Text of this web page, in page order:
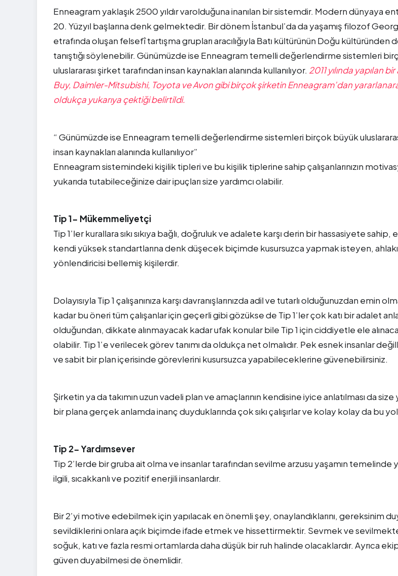
Enneagram yaklaşık 2500 yıldır varolduğuna inanılan bir sistemdir. Modern dünyaya
20. Yüzyıl başlarına denk gelmektedir. Bir dönem İstanbul’da da yaşamış filozof
etrafında oluşan felsefî tartışma grupları aracılığıyla Batı kültürünün Doğu
tanıştığı söylenebilir. Günümüzde ise Enneagram temelli değerlendirme sistemleri
uluslararası şirket tarafından insan kaynakları alanında kullanılıyor. 2011 yılında yapılan
Buy, Daimler-Mitsubishi, Toyota ve Avon gibi birçok şirketin Enneagram’dan
oldukça yukarıya çektiği belirtildi.
“ Günümüzde ise Enneagram temelli değerlendirme sistemleri birçok büyük
insan kaynakları alanında kullanılıyor”
Enneagram sistemindeki kişilik tipleri ve bu kişilik tiplerine sahip çalışanlarınızın
yukarıda tutabileceğinize dair ipuçları size yardımcı olabilir.
Tip 1- Mükemmeliyetçi
Tip 1’ler kurallara sıkı sıkıya bağlı, doğruluk ve adalete karşı derin bir hassasiyete sahip,
kendi yüksek standartlarına denk düşecek biçimde kusursuzca yapmak isteyen, ahlakı
yönlendiricisi bellemiş kişilerdir.
Dolayısıyla Tip 1 çalışanınıza karşı davranışlarınızda adil ve tutarlı olduğunuzdan emin
kadar bu öneri tüm çalışanlar için geçerli gibi gözükse de Tip 1’ler çok katı bir adalet
olduğundan, dikkate alınmayacak kadar ufak konular bile Tip 1 için ciddiyetle ele
olabilir. Tip 1’e verilecek görev tanımı da oldukça net olmalıdır. Pek esnek insanlar
ve sabit bir plan içerisinde görevlerini kusursuzca yapabileceklerine güvenebilirsiniz.
Şirketin ya da takımın uzun vadeli plan ve amaçlarının kendisine iyice anlatılması da size
bir plana gerçek anlamda inanç duyduklarında çok sıkı çalışırlar ve kolay kolay da bu
Tip 2- Yardımsever
Tip 2’lerde bir gruba ait olma ve insanlar tarafından sevilme arzusu yaşamın temelinde
ilgili, sıcakkanlı ve pozitif enerjili insanlardır.
Bir 2’yi motive edebilmek için yapılacak en önemli şey, onaylandıklarını, gereksinim
sevildiklerini onlara açık biçimde ifade etmek ve hissettirmektir. Sevmek ve
soğuk, katı ve fazla resmi ortamlarda daha düşük bir ruh halinde olacaklardır. Ayrıca
güven duyabilmesi de önemlidir.